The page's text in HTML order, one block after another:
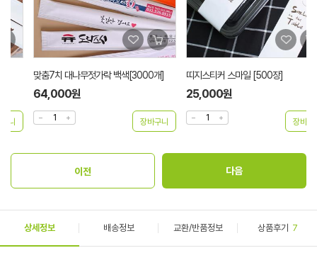
맞춤7치 대나무젓가락 백색[3000개]
64,000원
띠지스티커 스마일 [500장]
25,000원
상세정보 배송정보 교환/반품정보 상품후기 7